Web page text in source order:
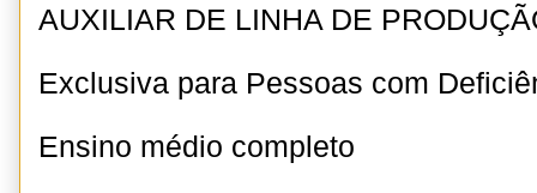
AUXILIAR DE LINHA DE
Exclusiva para Pessoas com
Ensino médio completo